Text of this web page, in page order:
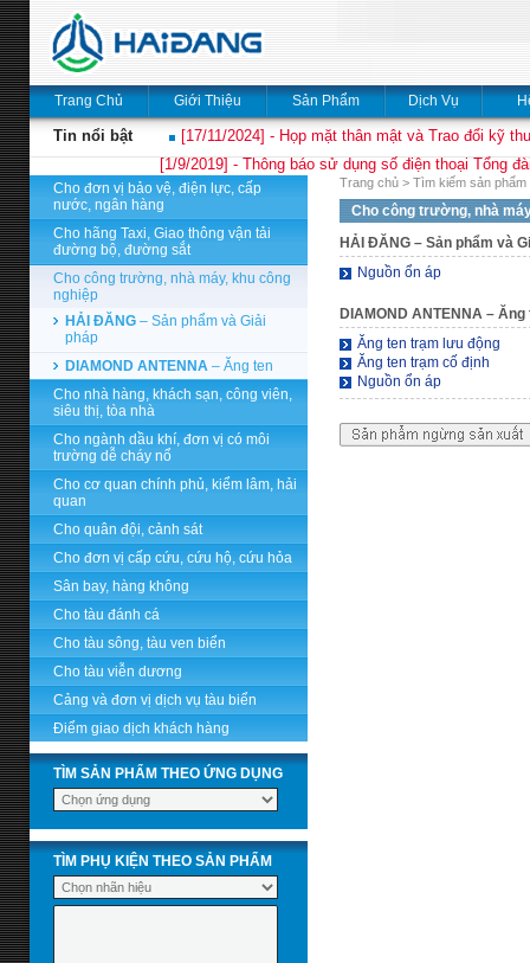
Trang Chủ Giới Thiệu Sản Phẩm Dịch Vụ
Tin nổi bật
[17/11/2024] - Họp mặt thân mật và Trao đổi kỹ
[1/9/2019] - Thông báo sử dụng số điện thoại Tổng
Cho đơn vị bảo vệ, điện lực, cấp
nước, ngân hàng
Cho hãng Taxi, Giao thông vận tải
đường bộ, đường sắt
Cho công trường, nhà máy, khu công
nghiệp
HẢI ĐĂNG – Sản phẩm và Giải
pháp
DIAMOND ANTENNA – Ăng ten
Cho nhà hàng, khách sạn, công viên,
siêu thị, tòa nhà
Cho ngành dầu khí, đơn vị có môi
trường dễ cháy nổ
Cho cơ quan chính phủ, kiểm lâm, hải
quan
Cho quân đội, cảnh sát
Cho đơn vị cấp cứu, cứu hộ, cứu hỏa
Sân bay, hàng không
Cho tàu đánh cá
Cho tàu sông, tàu ven biển
Cho tàu viễn dương
Cảng và đơn vị dịch vụ tàu biển
Điểm giao dịch khách hàng
TÌM SẢN PHẨM THEO ỨNG DỤNG
TÌM PHỤ KIỆN THEO SẢN PHẨM
Trang chủ > Tìm kiếm sản phẩm
Cho công trường, nhà
HẢI ĐĂNG – Sản phẩm và
Nguồn ổn áp
DIAMOND ANTENNA – Ăng
Ăng ten trạm lưu động
Ăng ten trạm cố định
Nguồn ổn áp